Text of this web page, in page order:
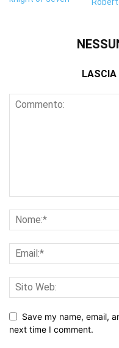
LASCIA
Save my name, email,
next time I comment.